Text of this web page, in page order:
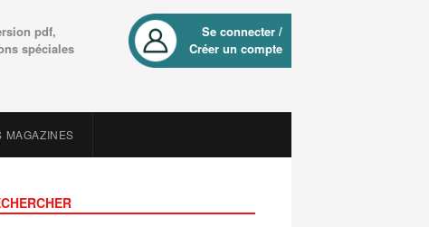
pdf,
spéciales
Se connecter /
Créer un compte
MAGAZINES